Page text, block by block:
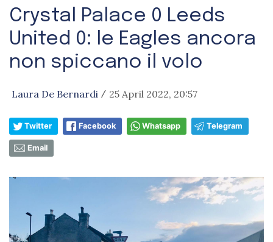
Crystal Palace 0 Leeds
United 0: le Eagles ancora
non spiccano il volo
Laura De Bernardi / 25 April 2022, 20:57
Twitter Facebook Whatsapp Telegram
Email